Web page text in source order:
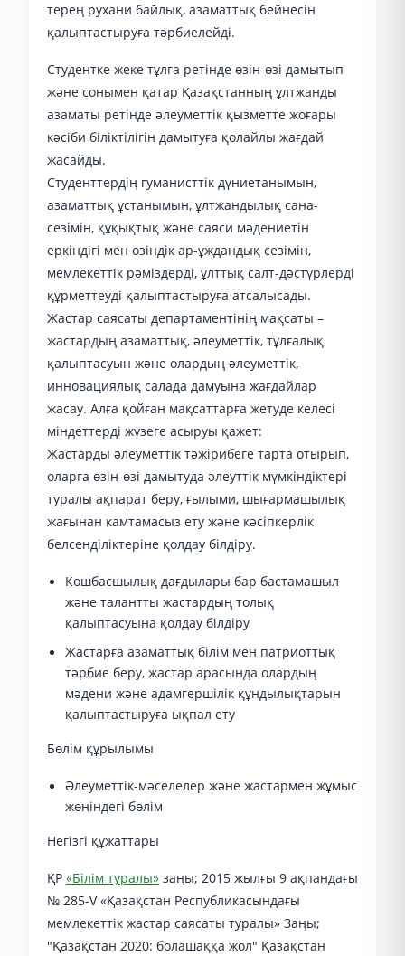
терең рухани байлық, азаматтық бейнесін
қалыптастыруға тәрбиелейді.
Студентке жеке тұлға ретінде өзін-өзі дамытып
және сонымен қатар Қазақстанның ұлтжанды
азаматы ретінде әлеуметтік қызметте жоғары
кәсіби біліктілігін дамытуға қолайлы жағдай
жасайды.
Студенттердің гуманисттік дүниетанымын,
азаматтық ұстанымын, ұлтжандылық сана-
сезімін, құқықтық және саяси мәдениетін
еркіндігі мен өзіндік ар-ұждандық сезімін,
мемлекеттік рәміздерді, ұлттық салт-дәстүрлерді
құрметтеуді қалыптастыруға атсалысады.
Жастар саясаты департаментінің мақсаты –
жастардың азаматтық, әлеуметтік, тұлғалық
қалыптасуын және олардың әлеуметтік,
инновациялық салада дамуына жағдайлар
жасау. Алға қойған мақсаттарға жетуде келесі
міндеттерді жүзеге асыруы қажет:
Жастарды әлеуметтік тәжірибеге тарта отырып,
оларға өзін-өзі дамытуда әлеуттік мүмкіндіктері
туралы ақпарат беру, ғылыми, шығармашылық
жағынан камтамасыз ету және кәсіпкерлік
белсенділіктеріне қолдау білдіру.
Көшбасшылық дағдылары бар бастамашыл
және талантты жастардың толық
қалыптасуына қолдау білдіру
Жастарға азаматтық білім мен патриоттық
тәрбие беру, жастар арасында олардың
мәдени және адамгершілік құндылықтарын
қалыптастыруға ықпал ету
Бөлім құрылымы
Әлеуметтік-мәселелер және жастармен жұмыс
жөніндегі бөлім
Негізгі құжаттары
ҚР «Білім туралы» заңы; 2015 жылғы 9 ақпандағы
№ 285-V «Қазақстан Республикасындағы
мемлекеттік жастар саясаты туралы» Заңы;
"Қазақстан 2020: болашаққа жол" Қазақстан